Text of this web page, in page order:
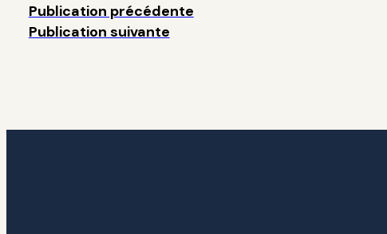
Publication précédente
Publication suivante